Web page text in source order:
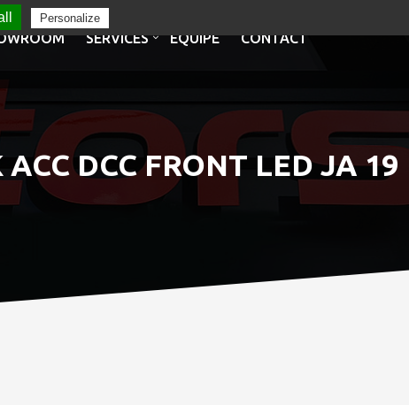
SERVICES EQUIPE CONTACT
DCC FRONT LED JA 19
Personalize